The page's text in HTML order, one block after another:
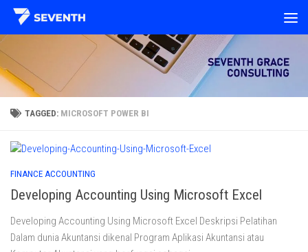
Skip to content
TAGGED: MICROSOFT POWER BI
FINANCE ACCOUNTING
Developing Accounting Using Microsoft Excel
Developing Accounting Using Microsoft Excel Deskripsi Pelatihan
Dalam dunia Akuntansi dikenal Program Aplikasi Akuntansi atau